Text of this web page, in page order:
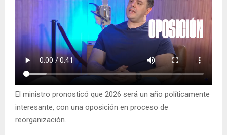
El ministro pronosticó que 2026 será un año políticamente
interesante, con una oposición en proceso de
reorganización.